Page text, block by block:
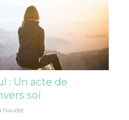
: Un acte de
soi
Naudet